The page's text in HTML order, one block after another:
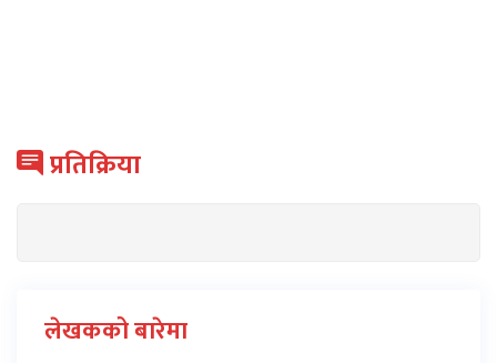
प्रतिक्रिया
लेखकको बारेमा